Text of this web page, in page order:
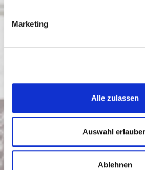
Marketing
Alle zulassen
Auswahl
Ablehnen